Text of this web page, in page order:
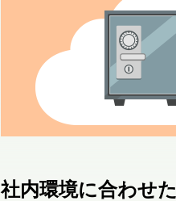
社内環境に合わせ